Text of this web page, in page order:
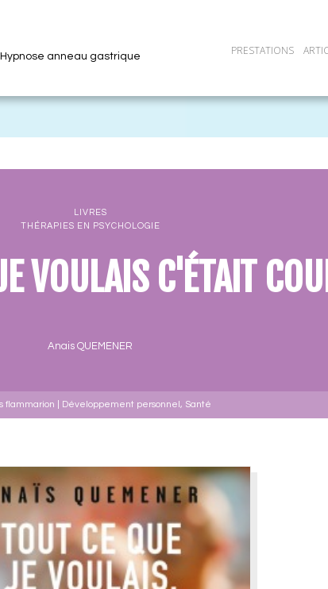
anneau gastrique
PRESTATIONS
LIVRES
THÉRAPIES EN PSYCHOLOGIE
VOULAIS C'ÉTAIT
Anais QUEMENER
flammarion | Développement personnel, Santé